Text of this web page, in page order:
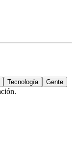
Tecnología Gente
.